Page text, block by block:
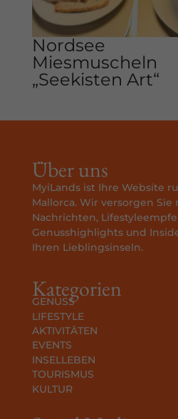
Nordsee
Miesmuscheln
„Seekisten Art“
Über uns
MyiLands ist Ihre Website
Mallorca. Wir versorgen
Nachrichten,
Genusshighlights und
Ihren Lieblingsinseln.
Kategorien
GENUSS
LIFESTYLE
AKTIVITÄTEN
EVENTS
INSELLEBEN
TOURISMUS
KULTUR